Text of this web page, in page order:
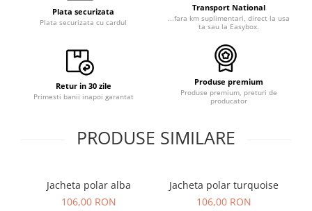
Plata securizata
Plata securizata cu cardul
Transport National
...fara km suplimentari, direct la usa
ta sau la Easybox.
Retur in 30 zile
Primesti banii inapoi garantat
Produse premium
Produse premium, preturi de
producator
PRODUSE SIMILARE
Jacheta polar alba
106,00 RON
Jacheta polar turquoise
106,00 RON